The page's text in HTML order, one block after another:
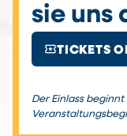
sie uns
local_activityTICKETS
Der Einlass